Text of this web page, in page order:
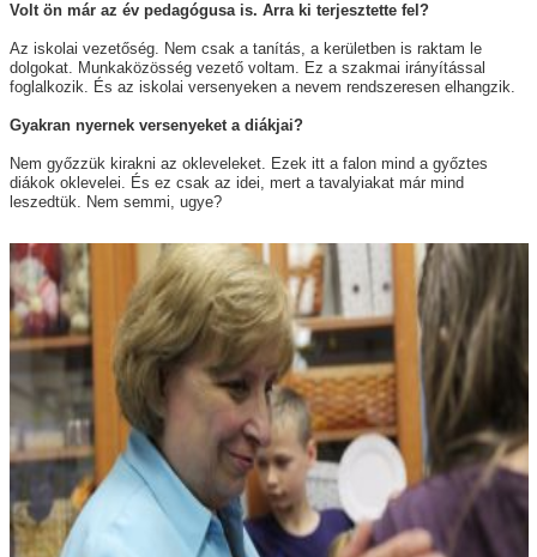
Volt ön már az év pedagógusa is. Arra ki terjesztette fel?
Az iskolai vezetőség. Nem csak a tanítás, a kerületben is raktam le
dolgokat. Munkaközösség vezető voltam. Ez a szakmai irányítással
foglalkozik. És az iskolai versenyeken a nevem rendszeresen elhangzik.
Gyakran nyernek versenyeket a diákjai?
Nem győzzük kirakni az okleveleket. Ezek itt a falon mind a győztes
diákok oklevelei. És ez csak az idei, mert a tavalyiakat már mind
leszedtük. Nem semmi, ugye?